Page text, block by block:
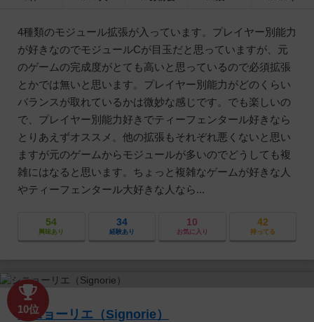
4種類のモジュール拡張が入っています。プレイヤー別能力
が好きなのでモジュールCが目玉だと思っていますが、元
のゲームの完成度がとても高いと思っているので必須拡張
とかでは無いと思います。プレイヤー別能力がどのくらい
バランスが取れているかは微妙な感じです。でも楽しいの
で、プレイヤー別能力好きでティーフェンタール好きなら
とりあえずオススメ。他の拡張もそれぞれ悪くないと思い
ますが元のゲームからモジュールが多いのでどうしても複
雑にはなると思います。ちょっと複雑なゲームが好きな人
やティーフェンタール大好きな人なら...
54
興味あり
34
経験あり
10
お気に入り
42
持ってる
10位
シニョーリエ（Signorie）